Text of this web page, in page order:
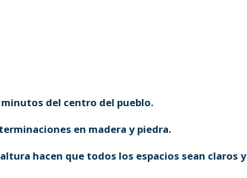
minutos del centro del pueblo.
en madera y piedra.
hacen que todos los espacios sean claros y